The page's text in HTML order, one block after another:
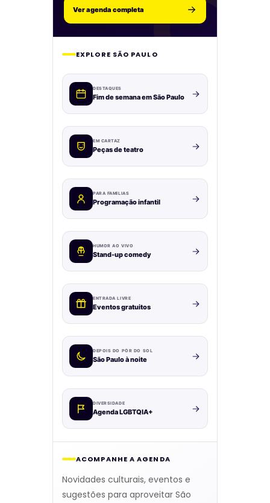
Ver agenda completa
EXPLORE SÃO PAULO
DESTAQUES
Fim de semana em São Paulo
EM CARTAZ
Peças de teatro
PARA FAMÍLIAS
Programação infantil
HUMOR AO VIVO
Stand-up comedy
ENTRADA LIVRE
Eventos gratuitos
DEPOIS DO PÔR DO SOL
São Paulo à noite
DIVERSIDADE
Agenda LGBTQIA+
ACOMPANHE A AGENDA
Novidades culturais, eventos e
sugestões para aproveitar São